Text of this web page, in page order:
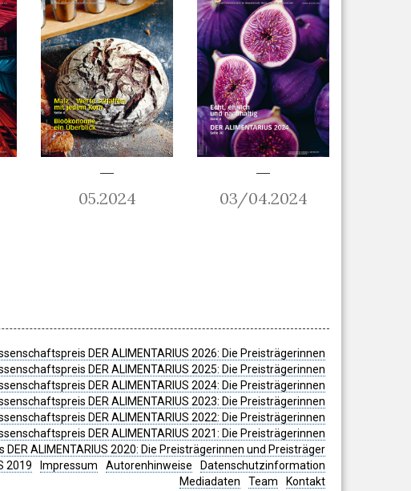
05.2024 03/04.2024
DER ALIMENTARIUS 2026: Die Preisträgerinnen
DER ALIMENTARIUS 2025: Die Preisträgerinnen
DER ALIMENTARIUS 2024: Die Preisträgerinnen
DER ALIMENTARIUS 2023: Die Preisträgerinnen
DER ALIMENTARIUS 2022: Die Preisträgerinnen
DER ALIMENTARIUS 2021: Die Preisträgerinnen
ALIMENTARIUS 2020: Die Preisträgerinnen und Preisträger
2019
Impressum Autorenhinweise
Datenschutzinformation
Mediadaten
Team Kontakt